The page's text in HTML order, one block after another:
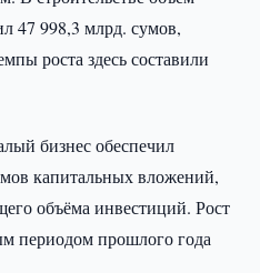
47 998,3 млрд. сумов,
роста здесь составили
бизнес обеспечил
капитальных вложений,
объёма инвестиций. Рост
периодом прошлого года